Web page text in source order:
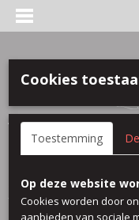
Anmelden Registrieren
Startseite>Jersy
Cookies
Toestemming
Op deze website
Cookies worden door
aanbieden van sociale